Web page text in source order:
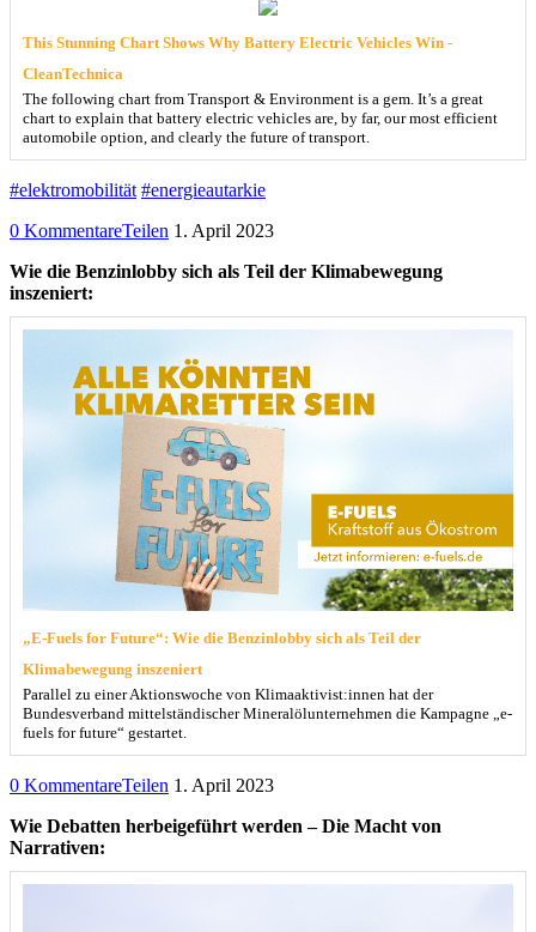
This Stunning Chart Shows Why Battery Electric Vehicles Win -
CleanTechnica
The following chart from Transport & Environment is a gem. It’s a great
chart to explain that battery electric vehicles are, by far, our most efficient
automobile option, and clearly the future of transport.
#elektromobilität #energieautarkie
0 KommentareTeilen 1. April 2023
Wie die Benzinlobby sich als Teil der Klimabewegung
inszeniert:
„E-Fuels for Future“: Wie die Benzinlobby sich als Teil der
Klimabewegung inszeniert
Parallel zu einer Aktionswoche von Klimaaktivist:innen hat der
Bundesverband mittelständischer Mineralölunternehmen die Kampagne „e-
fuels for future“ gestartet.
0 KommentareTeilen 1. April 2023
Wie Debatten herbeigeführt werden – Die Macht von
Narrativen: